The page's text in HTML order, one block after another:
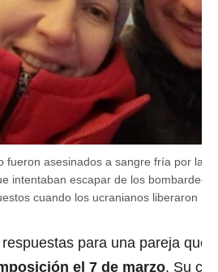
fueron asesinados a sangre fría por las
intentaban escapar de los
cuando los ucranianos liberaron
para una pareja que
el 7 de marzo. Su